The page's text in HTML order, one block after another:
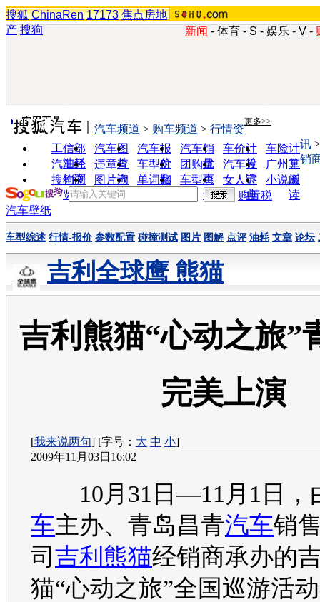
搜狐 ChinaRen 17173 焦点房地
产 搜狗 新闻 - 体育 - S - 娱乐 - V -
实用工具 更多>>
工信部
油耗
汽车图
片
汽车报
价
汽车销
量
车价计
算
车险计
算
汽车经
销商
违章查
询
车型对
比
团购优
惠
汽车投
诉
广州车
展
搜狗浏
览器
图片欣
赏
单词翻
车型查
询
女人宝
典
小说阅
读
汽车频道 > 购车频道 > 行情资
讯
销
购置税
汽车壁纸
车型综述 行情-报价 参数配置 碰撞测试 图片 图解 点评 油耗 文章 论坛
吉利全球鹰 熊猫
吉利熊猫“心动之旅”
完美上演
[我来说两句] [字号： 大 中 小]
2009年11月03日16:02
10月31日—11月1日，
车主办、青岛昌青汽车销
司 吉利 熊猫经销商承办的
猫“心动之旅”全国巡游活